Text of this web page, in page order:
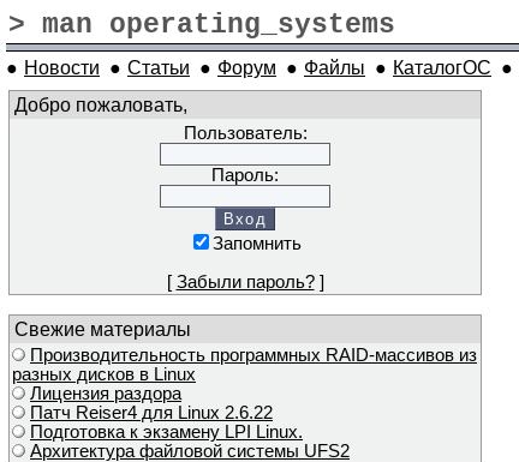
> man operating_systems
● Новости ● Статьи ● Форум ● Файлы ● КаталогОС ●
Добро пожаловать,
Пользователь:
Пароль:
Запомнить
[ Забыли пароль?]
Свежие материалы
Производительность программных RAID-массивов из
разных дисков в Linux
Лицензия раздора
Патч Reiser4 для Linux 2.6.22
Подготовка к экзамену LPI Linux.
Архитектура файловой системы UFS2